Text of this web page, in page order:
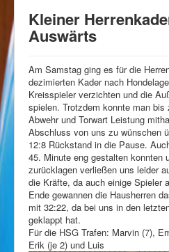
Kontakt
Sponsoren
Kleiner
Auswärts
Am Samstag ging es für die
dezimierten Kader nach
Kreisspieler verzichten und die
spielen. Trotzdem konnte man
Abwehr und Torwart Leistung
Abschluss von uns zu wünschen
12:8 Rückstand in die Pause.
45. Minute eng gestalten konnten
zurücklagen verließen uns leider
die Kräfte, da auch einige Spieler
Ende gewannen die Hausherren
mit 32:22, da bei uns in den
geklappt hat.
Für die HSG Trafen: Marvin (7),
Erik (je 2) und Luis